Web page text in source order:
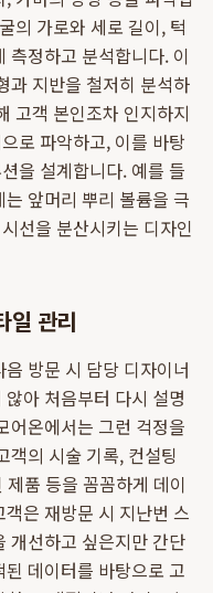
의 가로와 세로 길이, 턱
측정하고 분석합니다. 이
과 지반을 철저히 분석하
고객 본인조차 인지하지
로 파악하고, 이를 바탕
을 설계합니다. 예를 들
앞머리 뿌리 볼륨을 극
선을 분산시키는 디자인
일 관리
방문 시 담당 디자이너
아 처음부터 다시 설명
어온에서는 그런 걱정을
객의 시술 기록, 컨설팅
품 등을 꼼꼼하게 데이
은 재방문 시 지난번 스
개선하고 싶은지만 간단
데이터를 바탕으로 고